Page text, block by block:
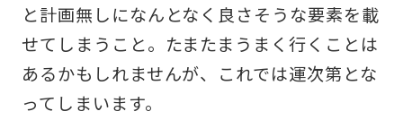
と計画無しになんとなく良さそうな要素を載
せてしまうこと。たまたまうまく行くことは
あるかもしれませんが、これでは運次第とな
ってしまいます。